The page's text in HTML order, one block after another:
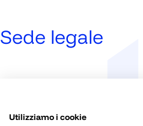
Sede legale
Utilizziamo i cookie